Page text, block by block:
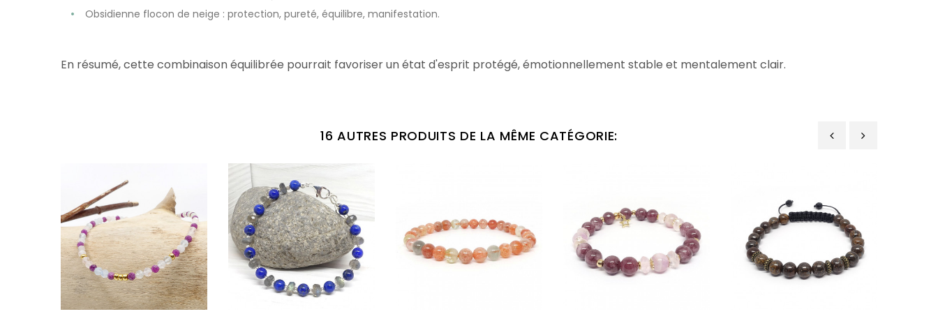
Obsidienne flocon de neige : protection, pureté, équilibre, manifestation.
En résumé, cette combinaison équilibrée pourrait favoriser un état d'esprit protégé, émotionnellement stable et mentalement clair.
16 AUTRES PRODUITS DE LA MÊME CATÉGORIE: